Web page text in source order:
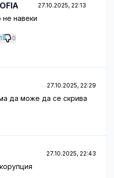
27.10.2025, 22:13
навеки
1 0
27.10.2025, 22:29
да може да се скрива
27.10.2025, 22:43